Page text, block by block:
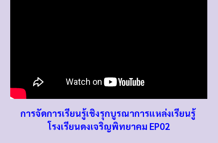
การจัดการเรียนรู้เชิงรุกบูรณาการแหล่งเรียนรู้
โรงเรียนดงเจริญพิทยาคม EP02